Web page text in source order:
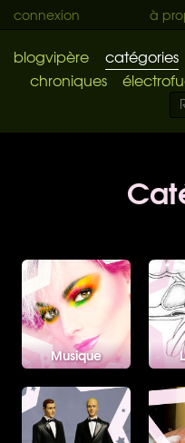
connexion à
blogvipère catégories
chroniques
Musique